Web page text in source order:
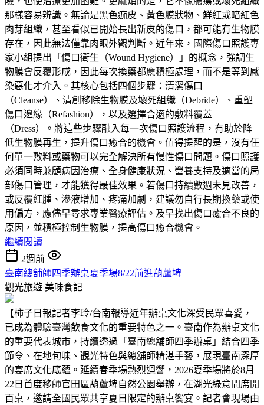
那樣容易辨識。無論是黑色痂皮、黃色膜狀物、鮮紅或暗紅色
肉芽組織，甚至看似已開始長出新皮的傷口，都可能有生物膜
存在，因此無法僅靠肉眼外觀判斷。近年來，國際傷口照護專
家小組提出「傷口衛生（Wound Hygiene）」的概念，強調生
物膜會反覆形成，因此每次換藥都應積極處理，而不是等到感
染惡化才介入。其核心包括四個步驟：清潔傷口
（Cleanse）、清創移除生物膜及壞死組織（Debride）、重塑
傷口邊緣（Refashion），以及選擇合適的敷料覆蓋
（Dress）。將這些步驟融入每一次傷口照護流程，有助於降
低生物膜再生，提升傷口癒合的機會。值得提醒的是，沒有任
何單一敷料或藥物可以完全解決所有慢性傷口問題。傷口照護
必須同時兼顧病因治療、全身健康狀況、營養支持及適當的局
部傷口管理，才能獲得最佳效果。若傷口持續數週未見改善，
或反覆紅腫、滲液增加、疼痛加劇，建議勿自行長期換藥或使
用偏方，應儘早尋求專業醫療評估。及早找出傷口癒合不良的
原因，並積極控制生物膜，提高傷口癒合機會。
繼續閱讀
2週前
臺南總舖師四季辦桌夏季場8/22前進葫蘆埤
觀光旅遊 美味食記
【柿子日報記者李玲/台南報導近年辦桌文化深受民眾喜愛，
已成為體驗臺灣飲食文化的重要特色之一。臺南作為辦桌文化
的重要代表城市，持續透過「臺南總舖師四季辦桌」結合四季
節令、在地旬味、觀光特色與總舖師精湛手藝，展現臺南深厚
的宴席文化底蘊。延續春季場熱烈迴響，2026夏季場將於8月
22日首度移師官田區葫蘆埤自然公園舉辦，在湖光綠意間席開
百桌，邀請全國民眾共享夏日限定的辦桌饗宴。記者會現場由